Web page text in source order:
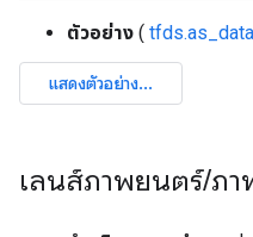
ตัวอย่าง (
เลนส์ภาพยนตร์/ภา